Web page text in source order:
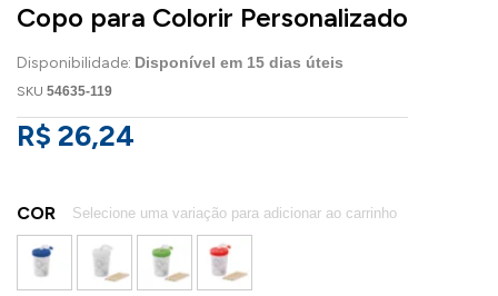
Copo para Colorir Personalizado
Disponibilidade: Disponível em 15 dias úteis
SKU 54635-119
R$ 26,24
COR